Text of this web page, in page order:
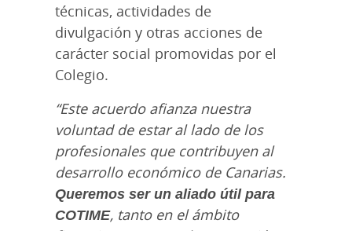
técnicas, actividades de
divulgación y otras acciones de
carácter social promovidas por el
Colegio.
“Este acuerdo afianza nuestra
voluntad de estar al lado de los
profesionales que contribuyen al
desarrollo económico de Canarias.
Queremos ser un aliado útil para
COTIME, tanto en el ámbito